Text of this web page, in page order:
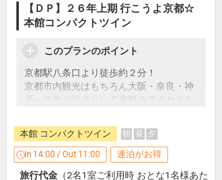
【ＤＰ】２６年上期 行こうよ京都☆
本館コンパクトツイン
このプランのポイント
京都駅八条口より徒歩約２分！
京都市内観光はもちろん大阪・奈良・神
戸への旅の起点として抜群のアクセスを
【連泊するとお得】連泊割引がございま
す
本館 コンパクトツイン 朝 昼 夕
In 14:00 / Out 11:00 連泊がお得
旅行代金 （2名1室ご利用時 おとな1名様あた